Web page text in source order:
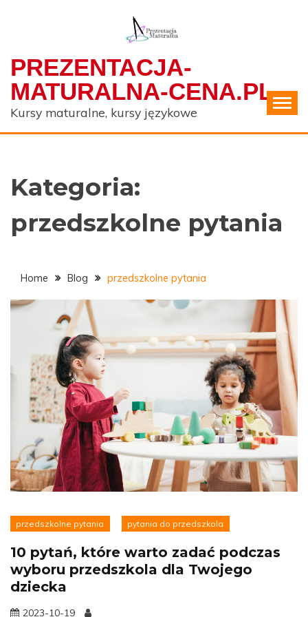
PREZENTACJA-
MATURALNA-CENA.PL
Kursy maturalne, kursy językowe
Kategoria:
przedszkolne pytania
Home Blog przedszkolne pytania
przedszkolne pytania pytania do przedszkola
10 pytań, które warto zadać podczas
wyboru przedszkola dla Twojego
dziecka
2023-10-19